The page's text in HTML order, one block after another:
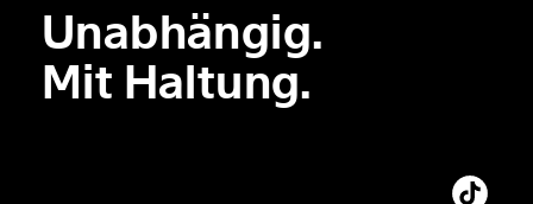
Der Inhalt dieses Feldes wird nicht öffentlich zugänglich angezeigt.
Unabhängig.
Mit Haltung.